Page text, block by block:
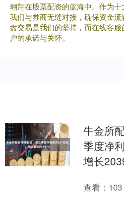
翱翔在股票配资的蓝海中。作为十
我们与券商无缝对接，确保资金
盘交易是我们的坚持，而在线客
户的承诺与关怀。
牛金所
季度净
增长
查看： 103